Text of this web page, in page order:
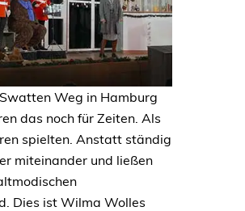
Weg in Hamburg
das noch für Zeiten. Als
spielten. Anstatt ständig
miteinander und ließen
Dies ist Wilma Wolles